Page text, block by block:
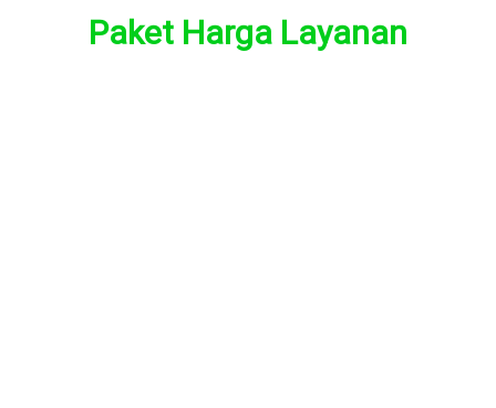
Paket Harga Layanan